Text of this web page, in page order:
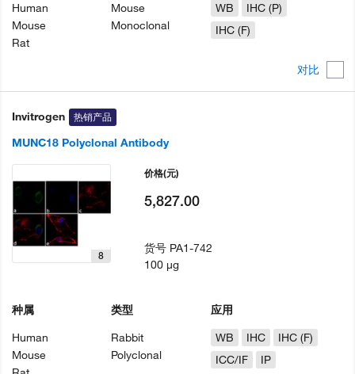
对比
Human
Mouse
Rat
Mouse
Monoclonal
WB
IHC (P)
IHC (F)
Invitrogen 热销产品
MUNC18 Polyclonal Antibody
8
种属
Human
Mouse
类型
Rabbit
Polyclonal
应用
WB
IHC
IHC (F)
ICC/IF
IP
价格(元)
5,827.00
货号 PA1-742
100 µg